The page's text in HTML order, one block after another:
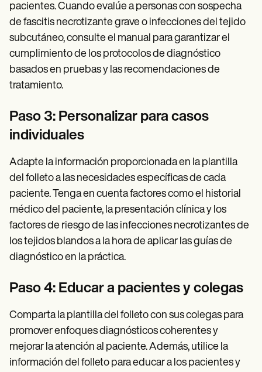
pacientes. Cuando evalúe a personas con sospecha
de fascitis necrotizante grave o infecciones del tejido
subcutáneo, consulte el manual para garantizar el
cumplimiento de los protocolos de diagnóstico
basados en pruebas y las recomendaciones de
tratamiento.
Paso 3: Personalizar para casos
individuales
Adapte la información proporcionada en la plantilla
del folleto a las necesidades específicas de cada
paciente. Tenga en cuenta factores como el historial
médico del paciente, la presentación clínica y los
factores de riesgo de las infecciones necrotizantes de
los tejidos blandos a la hora de aplicar las guías de
diagnóstico en la práctica.
Paso 4: Educar a pacientes y colegas
Comparta la plantilla del folleto con sus colegas para
promover enfoques diagnósticos coherentes y
mejorar la atención al paciente. Además, utilice la
información del folleto para educar a los pacientes y